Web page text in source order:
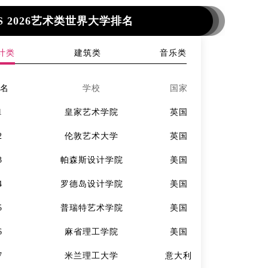
2026艺术类世界大学排名
类 建筑类 音乐类
学校 国家
皇家艺术学院 英国
伦敦艺术大学 英国
帕森斯设计学院 美国
罗德岛设计学院 美国
普瑞特艺术学院 美国
麻省理工学院 美国
米兰理工大学 意大利